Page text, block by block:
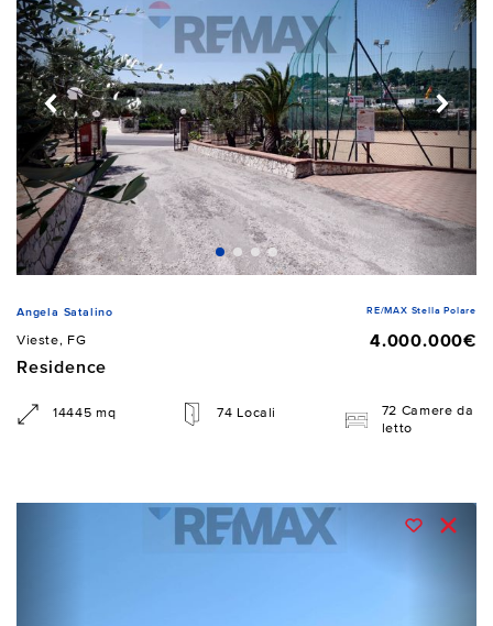
Angela Satalino RE/MAX Stella Polare
Vieste, FG
4.000.000€
Residence
14445 mq 74 Locali
72 Camere da
letto